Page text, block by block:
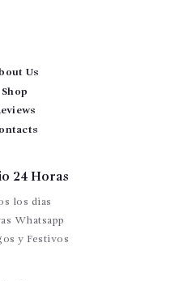
Us
Shop
24 Horas
los dias
Whatsapp
y Festivos